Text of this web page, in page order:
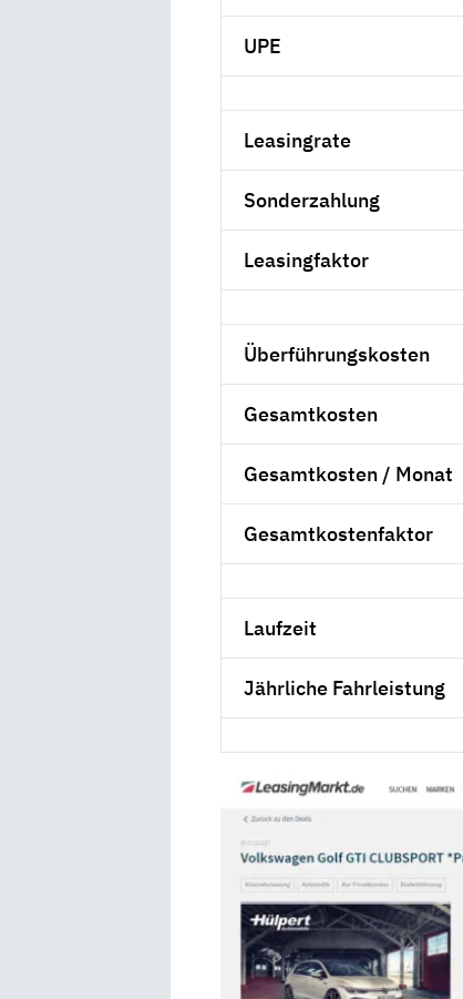
UPE
Leasingrate
Sonderzahlung
Leasingfaktor
Überführungskosten
Gesamtkosten
Gesamtkosten / Monat
Gesamtkostenfaktor
Laufzeit
Jährliche Fahrleistung